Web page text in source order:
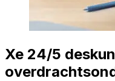
Xe 24/5